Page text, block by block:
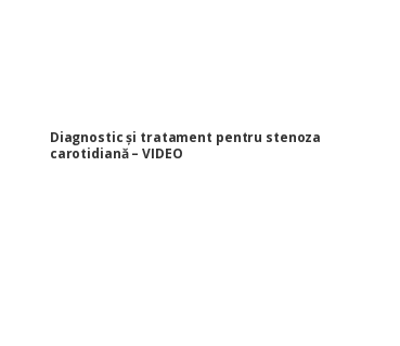
Diagnostic și tratament pentru stenoza
carotidiană – VIDEO